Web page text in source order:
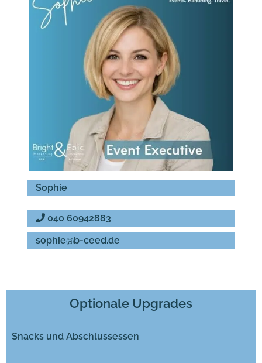
Sophie
040 60942883
sophie@b-ceed.de
Optionale Upgrades
Snacks und Abschlussessen